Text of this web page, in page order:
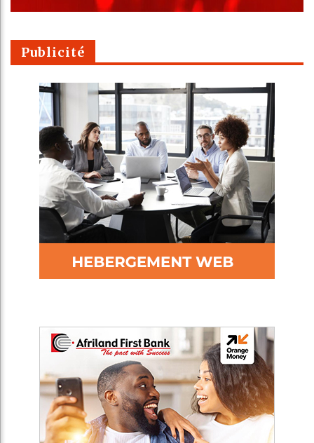
Publicité